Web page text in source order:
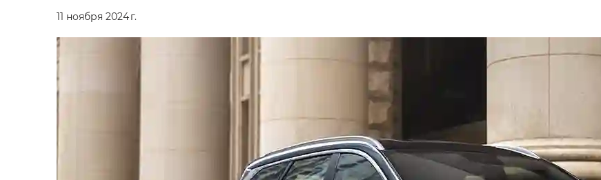
11 ноября 2024 г.